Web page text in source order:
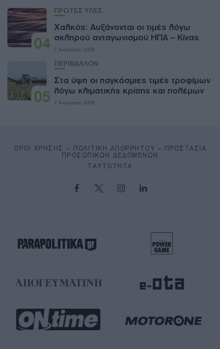
04
ΠΡΩΤΕΣ ΥΛΕΣ
Χαλκός: Αυξάνονται οι τιμές λόγω
σκληρού ανταγωνισμού ΗΠΑ – Κίνας
7 Αυγούστου 2026
05
ΠΕΡΙΒΑΛΛΟΝ
Στα ύψη οι παγκόσμιες τιμές τροφίμων
λόγω κλιματικής κρίσης και πολέμων
7 Αυγούστου 2026
ΌΡΟΙ ΧΡΉΣΗΣ – ΠΟΛΙΤΙΚΉ ΑΠΟΡΡΉΤΟΥ – ΠΡΟΣΤΑΣΊΑ
ΠΡΟΣΩΠΙΚΏΝ ΔΕΔΟΜΈΝΩΝ
ΤΑΥΤΌΤΗΤΑ